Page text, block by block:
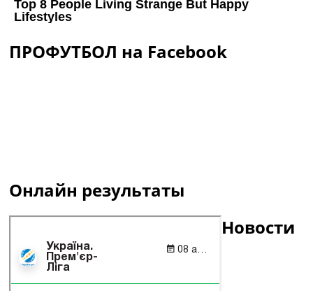
ПРОФУТБОЛ на Facebook
Онлайн результаты
Новости